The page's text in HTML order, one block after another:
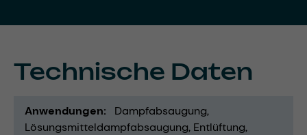
Technische Daten
Anwendungen
Dampfabsaugung
Lösungsmitteldampfabsaugung Entlüftung